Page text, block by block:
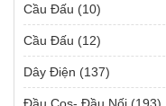
Cầu Đấu (10)
Cầu Đấu (12)
Dây Điện (137)